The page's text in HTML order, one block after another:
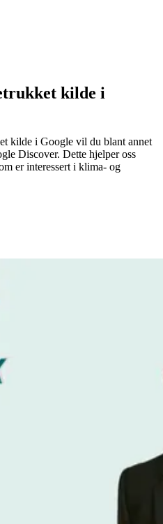
kilde i
kilde i Google vil du blant annet
Discover. Dette hjelper oss
er interessert i klima- og